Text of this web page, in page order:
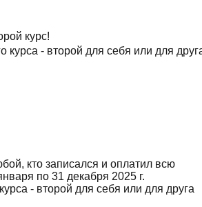
курс!
курса - второй для себя или для
кто записался и оплатил всю
по 31 декабря 2025 г.
- второй для себя или для друга